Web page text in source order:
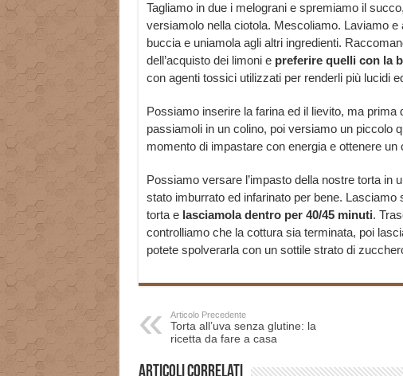
Tagliamo in due i melograni e spremiamo il
versiamolo nella ciotola. Mescoliamo. Laviamo
buccia e uniamola agli altri ingredienti.
dell’acquisto dei limoni e preferire quelli con la
con agenti tossici utilizzati per renderli più lucidi
Possiamo inserire la farina ed il lievito, ma
passiamoli in un colino, poi versiamo un piccolo
momento di impastare con energia e ottenere
Possiamo versare l’impasto della nostre torta in
stato imburrato ed infarinato per bene. Lasciamo
torta elasciamola dentro per 40/45 minuti.
controlliamo che la cottura sia terminata, poi
potete spolverarla con un sottile strato di
Articolo Precedente
Torta all’uva senza glutine: la
ricetta da fare a casa